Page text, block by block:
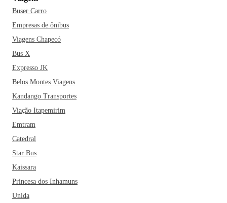
Buser Carro
Empresas de ônibus
Viagens Chapecó
Bus X
Expresso JK
Belos Montes Viagens
Kandango Transportes
Viação Itapemirim
Emtram
Catedral
Star Bus
Kaissara
Princesa dos Inhamuns
Unida